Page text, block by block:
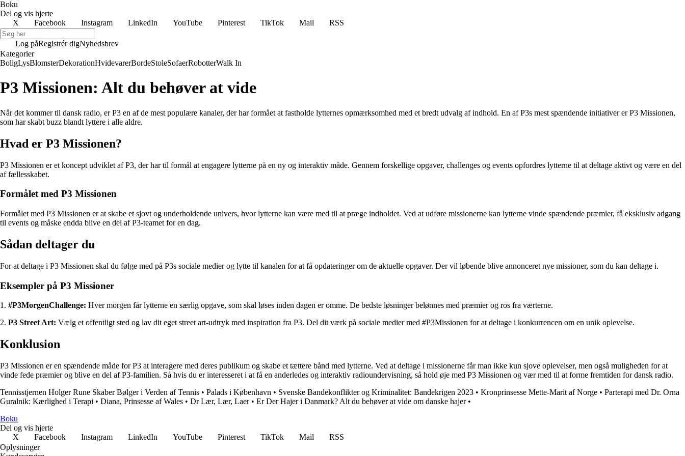
Boku
Del og vis hjerte
X
Facebook Instagram LinkedIn YouTube Pinterest TikTok Mail RSS
Log påRegistrér digNyhedsbrev
Kategorier
BoligLysBlomsterDekorationHvidevarerBordeStoleSofaerRobotterWalk In
P3 Missionen: Alt du behøver at vide
Når det kommer til dansk radio, er P3 en af de mest populære kanaler, der har formået at fastholde lytternes opmærksomhed med et bredt udvalg af indhold. En af P3s mest spændende initiativer er P3 Missionen,
som har skabt buzz blandt lyttere i alle aldre.
Hvad er P3 Missionen?
P3 Missionen er et koncept udviklet af P3, der har til formål at engagere lytterne på en ny og interaktiv måde. Gennem forskellige opgaver, challenges og events opfordres lytterne til at deltage aktivt og være en del
af fællesskabet.
Formålet med P3 Missionen
Formålet med P3 Missionen er at skabe et sjovt og underholdende univers, hvor lytterne kan være med til at præge indholdet. Ved at udføre missionerne kan lytterne vinde spændende præmier, få eksklusiv adgang
til events og måske endda blive en del af P3-teamet for en dag.
Sådan deltager du
For at deltage i P3 Missionen skal du følge med på P3s sociale medier og lytte til kanalen for at få opdateringer om de aktuelle opgaver. Der vil løbende blive annonceret nye missioner, som du kan deltage i.
Eksempler på P3 Missioner
1. #P3MorgenChallenge: Hver morgen får lytterne en særlig opgave, som skal løses inden dagen er omme. De bedste løsninger belønnes med præmier og ros fra værterne.
2. P3 Street Art: Vælg et offentligt sted og lav dit eget street art-udtryk med inspiration fra P3. Del dit værk på sociale medier med #P3Missionen for at deltage i konkurrencen om en unik oplevelse.
Konklusion
P3 Missionen er en spændende måde for P3 at interagere med deres publikum og skabe et tættere bånd med lytterne. Ved at deltage i missionerne får man ikke kun sjove oplevelser, men også muligheden for at
vinde fede præmier og blive en del af P3-familien. Så hvis du er interesseret i at få en anderledes og interaktiv radioundervisning, så hold øje med P3 Missionen og vær med til at forme fremtiden for dansk radio.
Tennisstjernen Holger Rune Skaber Bølger i Verden af Tennis • Palads i København • Svenske Bandekonflikter og Kriminalitet: Bandekrigen 2023 • Kronprinsesse Mette-Marit af Norge • Parterapi med Dr. Orna
Guralnik: Kærlighed i Terapi • Diana, Prinsesse af Wales • Dr Lær, Lær, Laer• Er Der Hajer i Danmark? Alt du behøver at vide om danske hajer•
Boku
Del og vis hjerte
X
Facebook Instagram LinkedIn YouTube Pinterest TikTok Mail
RSS
Oplysninger